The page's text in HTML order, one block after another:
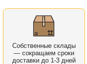
Собственные склады
— сокращаем сроки
доставки до 1-3 дней